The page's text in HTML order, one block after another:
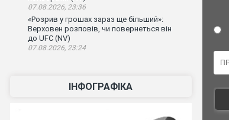
07.08.2026, 23:36
«Розрив у грошах зараз ще більший»:
Верховен розповів, чи повернеться він
до UFC (NV)
07.08.2026, 23:24
ІНФОГРАФІКА